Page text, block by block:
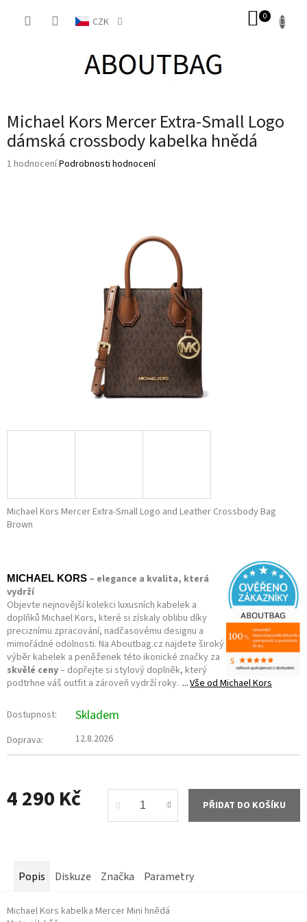
CZK
Michael Kors Mercer Extra-Small Logo
dámská crossbody kabelka hnědá
Průměrné
1 hodnoceníPodrobnosti hodnocení
Michael Kors Mercer Extra-Small Logo and Leather Crossbody Bag
Brown
4 290 Kč PŘIDAT DO KOŠÍKU
MICHAEL KORS – elegance a kvalita, která
vydrží
Objevte nejnovější kolekci luxusních kabelek a
doplňků Michael Kors, které si získaly oblibu díky
preciznímu zpracování, nadčasovému designu a
mimořádné odolnosti. Na Aboutbag.cz najdete široký
výběr kabelek a peněženek této ikonické značky za
skvělé ceny– dopřejte si stylový doplněk, který
podtrhne váš outfit a zároveň vydrží roky.
Vše odMichael Kors
Dostupnost: Skladem
Doprava: 12.8.2026
Popis Diskuze Značka Parametry
Michael Kors kabelka Mercer Mini hnědá